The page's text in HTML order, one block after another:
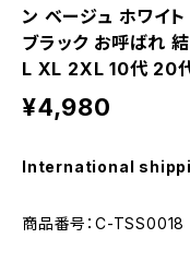
ン ベージュ ホワイ
ブラック お呼ばれ
L XL 2XL 10代 20
¥4,980
International
商品番号：C-TSS0018